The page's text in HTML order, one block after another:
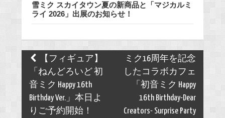
雪ミク スカイタウン夏の新商品と「マジカルミ
ライ 2026」出展のお知らせ！
Post
navigation
【フィギュア】
「ねんどろいど 初
音ミク Happy 16th
Birthday Ver.」本日よ
りご予約開始！
ミク16周年を記念
したコラボカフェ
「初音ミク Happy
16th Birthday-Dear
Creators- Surprise Party